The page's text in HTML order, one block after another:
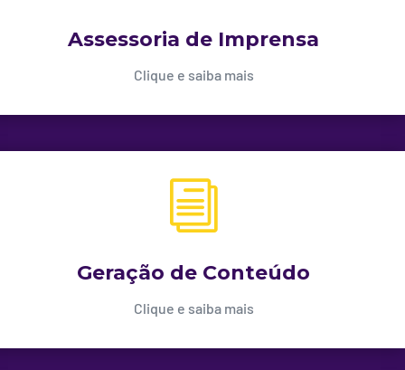
Assessoria de Imprensa
Clique e saiba mais
i
Geração de Conteúdo
Clique e saiba mais